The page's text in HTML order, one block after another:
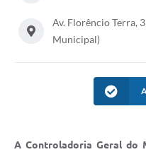
Documentos
Feriados Municipais
Av. Florêncio Terra,
Municipal)
A Controladoria Geral do